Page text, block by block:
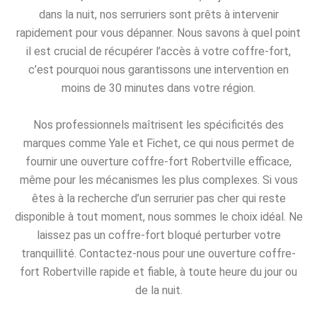
dans la nuit, nos serruriers sont prêts à intervenir
rapidement pour vous dépanner. Nous savons à quel point
il est crucial de récupérer l’accès à votre coffre-fort,
c’est pourquoi nous garantissons une intervention en
moins de 30 minutes dans votre région.
Nos professionnels maîtrisent les spécificités des
marques comme Yale et Fichet, ce qui nous permet de
fournir une ouverture coffre-fort Robertville efficace,
même pour les mécanismes les plus complexes. Si vous
êtes à la recherche d’un serrurier pas cher qui reste
disponible à tout moment, nous sommes le choix idéal. Ne
laissez pas un coffre-fort bloqué perturber votre
tranquillité. Contactez-nous pour une ouverture coffre-
fort Robertville rapide et fiable, à toute heure du jour ou
de la nuit.